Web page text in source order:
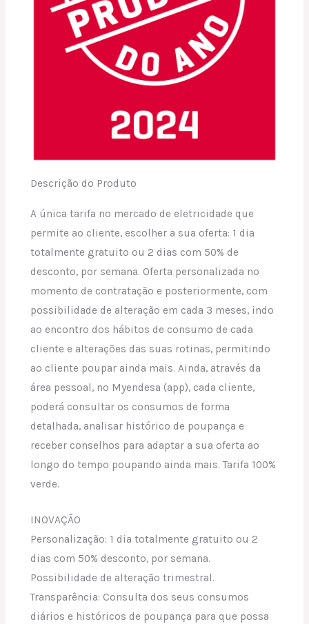
Descrição do Produto
A única tarifa no mercado de eletricidade que
permite ao cliente, escolher a sua oferta: 1 dia
totalmente gratuito ou 2 dias com 50% de
desconto, por semana. Oferta personalizada no
momento de contratação e posteriormente, com
possibilidade de alteração em cada 3 meses, indo
ao encontro dos hábitos de consumo de cada
cliente e alterações das suas rotinas, permitindo
ao cliente poupar ainda mais. Ainda, através da
área pessoal, no Myendesa (app), cada cliente,
poderá consultar os consumos de forma
detalhada, analisar histórico de poupança e
receber conselhos para adaptar a sua oferta ao
longo do tempo poupando ainda mais. Tarifa 100%
verde.
INOVAÇÃO
Personalização: 1 dia totalmente gratuito ou 2
dias com 50% desconto, por semana.
Possibilidade de alteração trimestral.
Transparência: Consulta dos seus consumos
diários e históricos de poupança para que possa